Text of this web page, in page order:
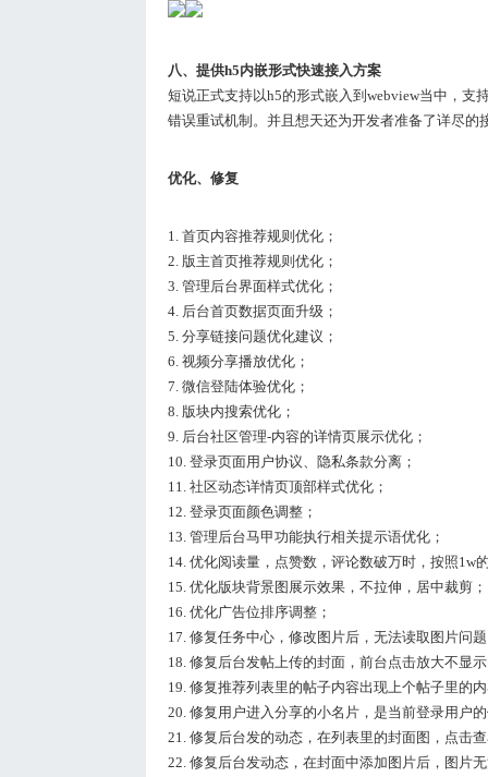
八、提供h5内嵌形式快速接入方案
短说正式支持以h5的形式嵌入到webview当中，支
错误重试机制。并且想天还为开发者准备了详尽的
优化、修复
1. 首页内容推荐规则优化；
2. 版主首页推荐规则优化；
3. 管理后台界面样式优化；
4. 后台首页数据页面升级；
5. 分享链接问题优化建议；
6. 视频分享播放优化；
7. 微信登陆体验优化；
8. 版块内搜索优化；
9. 后台社区管理-内容的详情页展示优化；
10. 登录页面用户协议、隐私条款分离；
11. 社区动态详情页顶部样式优化；
12. 登录页面颜色调整；
13. 管理后台马甲功能执行相关提示语优化；
14. 优化阅读量，点赞数，评论数破万时，按照1w
15. 优化版块背景图展示效果，不拉伸，居中裁剪；
16. 优化广告位排序调整；
17. 修复任务中心，修改图片后，无法读取图片问
18. 修复后台发帖上传的封面，前台点击放大不显
19. 修复推荐列表里的帖子内容出现上个帖子里的
20. 修复用户进入分享的小名片，是当前登录用户
21. 修复后台发的动态，在列表里的封面图，点击
22. 修复后台发动态，在封面中添加图片后，图片